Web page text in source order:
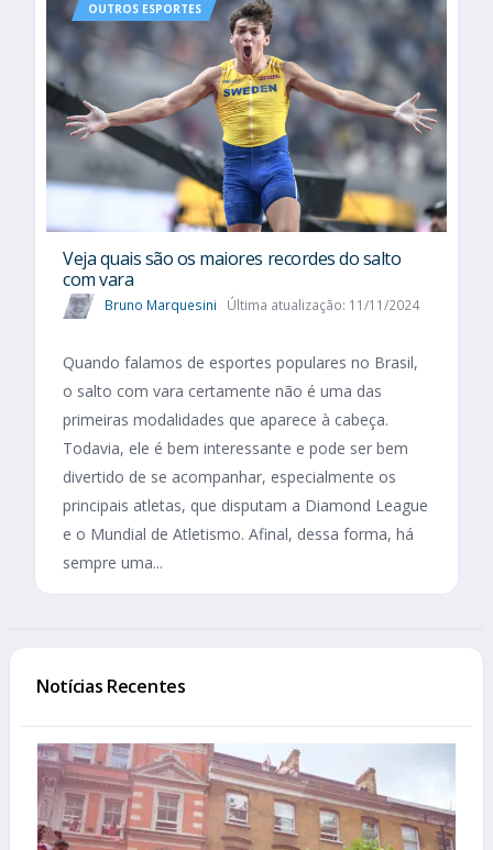
OUTROS ESPORTES
Veja quais são os maiores recordes do salto
com vara
Bruno Marquesini Última atualização: 11/11/2024
Quando falamos de esportes populares no Brasil,
o salto com vara certamente não é uma das
primeiras modalidades que aparece à cabeça.
Todavia, ele é bem interessante e pode ser bem
divertido de se acompanhar, especialmente os
principais atletas, que disputam a Diamond League
e o Mundial de Atletismo. Afinal, dessa forma, há
sempre uma...
Notícias Recentes